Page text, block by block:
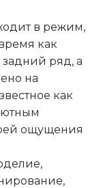
в режим,
как
ряд, а
на
как
ощущения